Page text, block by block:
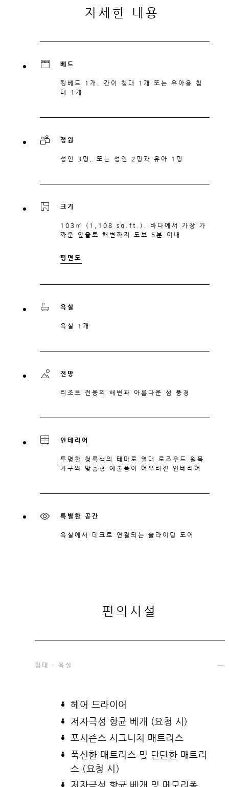
자세한 내용
베드
킹베드 1개, 간이 침대 1개 또는 유아용 침
대 1개
정원
성인 3명, 또는 성인 2명과 유아 1명
크기
103㎡ (1,108 sq.ft.). 바다에서 가장 가
까운 앞줄로 해변까지 도보 5분 이내
평면도
욕실
욕실 1개
전망
리조트 전용의 해변과 아름다운 섬 풍경
인테리어
투명한 청록색의 테마로 열대 로즈우드 원목
가구와 맞춤형 예술품이 어우러진 인테리어
특별한 공간
욕실에서 데크로 연결되는 슬라이딩 도어
편의시설
침대 · 욕실
헤어 드라이어
저자극성 항균 베개 (요청 시)
포시즌스 시그니처 매트리스
푹신한 매트리스 및 단단한 매트리
스 (요청 시)
저자극성 항균 베개 및 메모리폼